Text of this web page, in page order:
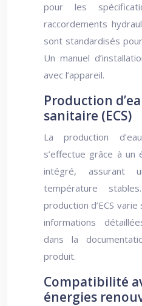
pour les
raccordements
sont standardisés
Un manuel
avec l’appareil.
Production
sanitaire (ECS)
La production
s’effectue grâce à un
intégré,
température
production d’ECS
informations
dans la
produit.
Compatibilité
énergies